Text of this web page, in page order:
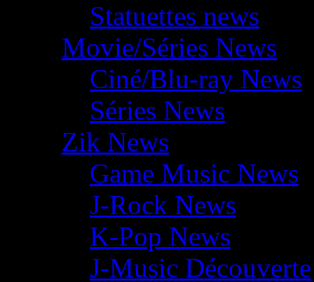
Statuettes news
Movie/Séries News
Ciné/Blu-ray News
Séries News
Zik News
Game Music News
J-Rock News
K-Pop News
J-Music Découverte